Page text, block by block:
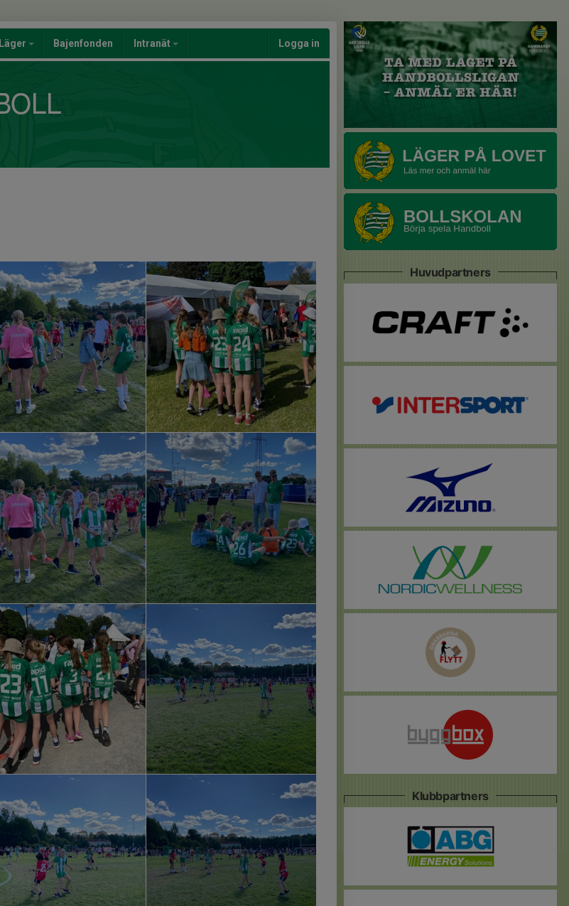
Läger Bajenfonden Intranät Logga in
Huvudpartners
Klubbpartners